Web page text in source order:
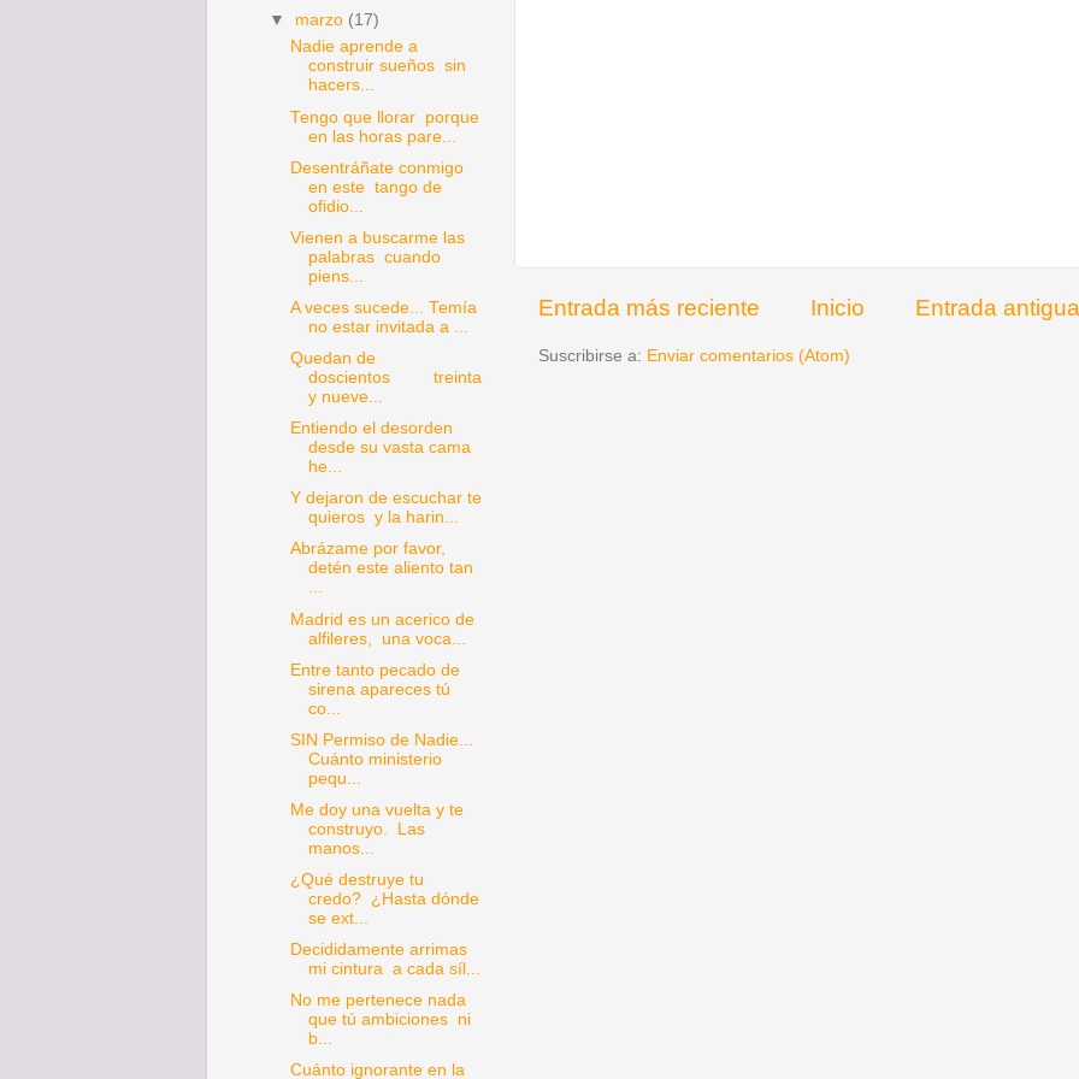
Entrada más reciente Entrada antigua
Inicio
Suscribirse a: Enviar comentarios (Atom)
▼ marzo (17)
Nadie aprende a
construir sueños sin
hacers...
Tengo que llorar porque
en las horas pare...
Desentráñate conmigo
en este tango de
ofidio...
Vienen a buscarme las
palabras cuando
piens...
A veces sucede... Temía
no estar invitada a ...
Quedan de
doscientos treinta
y nueve...
Entiendo el desorden
desde su vasta cama
he...
Y dejaron de escuchar te
quieros y la harin...
Abrázame por favor,
detén este aliento tan
...
Madrid es un acerico de
alfileres, una voca...
Entre tanto pecado de
sirena apareces tú
co...
SIN Permiso de Nadie...
Cuánto ministerio
pequ...
Me doy una vuelta y te
construyo. Las
manos...
¿Qué destruye tu
credo? ¿Hasta dónde
se ext...
Decididamente arrimas
mi cintura a cada síl...
No me pertenece nada
que tú ambiciones ni
b...
Cuánto ignorante en la